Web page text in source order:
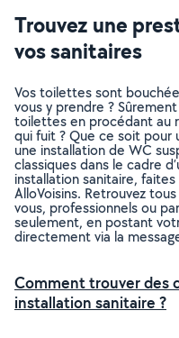
Trouvez une
vos sanitaires
Vos toilettes sont
vous y prendre ?
toilettes en procédant au
qui fuit ? Que ce soit pour
une installation de WC
classiques dans le cadre
installation sanitaire,
AlloVoisins. Retrouvez
vous, professionnels ou
seulement, en postant
directement via la
Comment trouver des
installation sanitaire ?